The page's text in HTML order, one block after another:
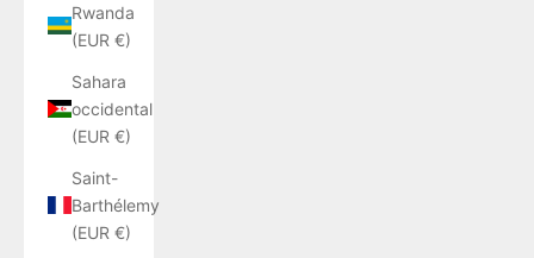
Rwanda
(EUR €)
Sahara
occidental
(EUR €)
Saint-
Barthélemy
(EUR €)